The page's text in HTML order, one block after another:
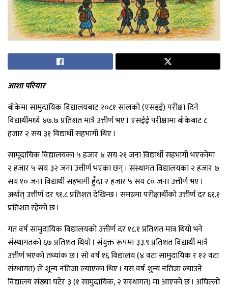
आशा परियार
बाँकेमा सामुदायिक विद्यालयबाट २०८१ सालको (एसइई) परीक्षा दिने
विद्यार्थीमध्ये ४७.७ प्रतिशत मात्रै उत्तीर्ण भए । एसईई परीक्षामा बाँकेबाट ८
हजार २ सय ३१ विद्यार्थी सहभागी थिए ।
सामूदायिक विद्यालयका ५ हजार ४ सय २१ जना विद्यार्थी सहभागी भएकोमा
२ हजार ५ सय ३२ जना उत्तीर्ण भएका छन् । संस्थागत विद्यालयका २ हजार ७
सय १० जना विद्यार्थी सहभागी हुँदा २ हजार ५ सय ८० जना उत्तीर्ण भए ।
अर्थात् उत्तीर्ण दर ९१.८ प्रतिशत देखिन्छ । समग्रमा परीक्षार्थीको उत्तीर्ण दर ६१.१
प्रतिशत रहेको छ ।
गत वर्ष सामुदायिक विद्यालयको उत्तीर्ण दर १८.१ प्रतिशत मात्र थियो भने
संस्थागतको ६७ प्रतिशत थियो । संयुक्त रूपमा ३३.९ प्रतिशत विद्यार्थी मात्रै
उत्तीर्ण भएको तथ्यांक छ । सो वर्ष १६ विद्यालय (४ वटा सामुदायिक र १२ वटा
संस्थागत) ले शून्य नतिजा ल्याएका थिए । यस वर्ष शुन्य नतिजा ल्याउने
विद्यालय संख्या घटेर ३ (१ सामुदायिक, २ संस्थागत) मा आएको छ । अघिल्लो